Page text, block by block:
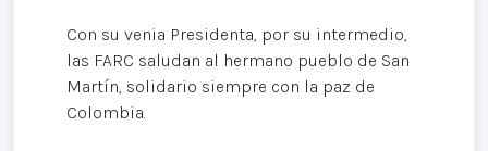
Con su venia Presidenta, por su intermedio,
las FARC saludan al hermano pueblo de San
Martín, solidario siempre con la paz de
Colombia.